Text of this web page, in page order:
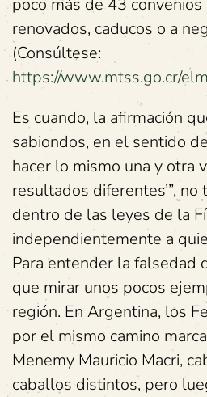
poco más de 43
renovados, caducos o a
(Consúltese:
https://www.mtss.go.cr/
Es cuando, la afirmación
sabiondos, en el sentido
hacer lo mismo una y otra
resultados diferentes’”,
dentro de las leyes de la
independientemente a
Para entender la falsedad
que mirar unos pocos
región. En Argentina, los
por el mismo camino
Menemy Mauricio Macri,
caballos distintos, pero